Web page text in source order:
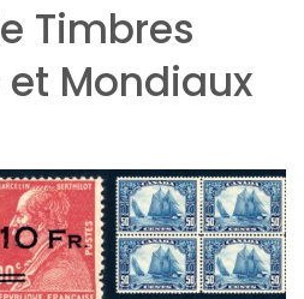
Timbres
Mondiaux